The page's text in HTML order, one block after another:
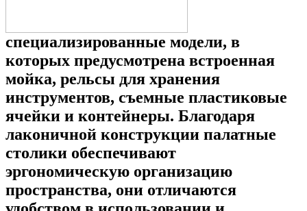
специализированные модели, в
которых предусмотрена встроенная
мойка, рельсы для хранения
инструментов, съемные пластиковые
ячейки и контейнеры. Благодаря
лаконичной конструкции палатные
столики обеспечивают
эргономическую организацию
пространства, они отличаются